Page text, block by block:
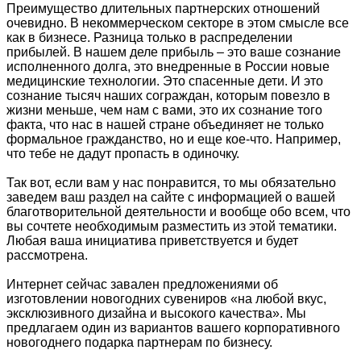
Преимущество длительных партнерских отношений
очевидно. В некоммерческом секторе в этом смысле все
как в бизнесе. Разница только в распределении
прибылей. В нашем деле прибыль – это ваше сознание
исполненного долга, это внедренные в России новые
медицинские технологии. Это спасенные дети. И это
сознание тысяч наших сограждан, которым повезло в
жизни меньше, чем нам с вами, это их сознание того
факта, что нас в нашей стране объединяет не только
формальное гражданство, но и еще кое-что. Например,
что тебе не дадут пропасть в одиночку.
Так вот, если вам у нас понравится, то мы обязательно
заведем ваш раздел на сайте с информацией о вашей
благотворительной деятельности и вообще обо всем, что
вы сочтете необходимым разместить из этой тематики.
Любая ваша инициатива приветствуется и будет
рассмотрена.
Интернет сейчас завален предложениями об
изготовлении новогодних сувениров «на любой вкус,
эксклюзивного дизайна и высокого качества». Мы
предлагаем один из вариантов вашего корпоративного
новогоднего подарка партнерам по бизнесу.